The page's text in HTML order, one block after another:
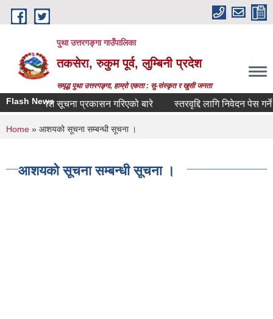
Skip to main content
पुथा उत्तरगङ्गा गाउँपालिका
तकसेरा, रुकुम पूर्व, लुम्बिनी प्रदेश
समृद्ध पुथा उत्तरगङ्गा, हाम्रो एकता : सु-संस्कृत र खुसी जनता
Flash News
निवेदन पेश सूचना प्रकासन गरिएको बारे स्तरवृद्दि लागि निवेदन पेस गर्ने
You are here
Home » आशयको सूचना सम्बन्धी सूचना ।
आशयको सूचना सम्बन्धी सूचना ।